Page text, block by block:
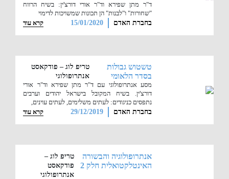
ד"ר מתן שפירא וד"ר אורי דורצ'ין: בשיח הרווח
"שחורות" ו"לבנות" הן תכונות שמשויכות לדימוי
בחברת האדם 15/01/2020 קרא עוד
טשטוש גבולות
בסדר הלאומי
טריפ לוג – פודקאסט
אנתרופולוגי
מסע אנתרופולוגי עם ד"ר מתן שפירא וד"ר אורי
דורצ'ין. בשיח המקובל בישראל יהודים וערבים
נתפסים כניגודים: לעתים משלימים, לעתים עוינים,
בחברת האדם 29/12/2019 קרא עוד
אנתרופולוגיה והבשורה
האינטלקטואלית חלק 2
טריפ לוג –
פודקאסט
אנתרופולוגי